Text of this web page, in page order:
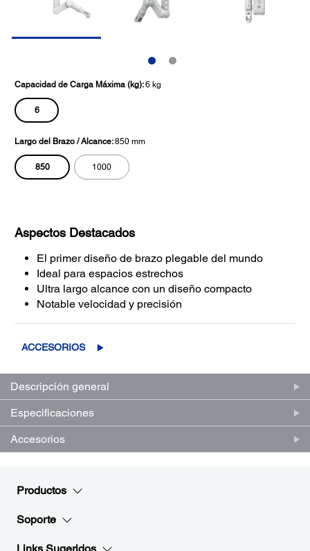
Capacidad de Carga Máxima (kg):6 kg
6
Largo del Brazo / Alcance:850 mm
850 1000
Aspectos Destacados
El primer diseño de brazo plegable del mundo
Ideal para espacios estrechos
Ultra largo alcance con un diseño compacto
Notable velocidad y precisión
ACCESORIOS
Descripción general
Especificaciones
Accesorios
Productos
Soporte